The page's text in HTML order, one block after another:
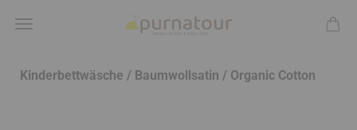
Kinderbettwäsche / Baumwollsatin / Organic Cotton